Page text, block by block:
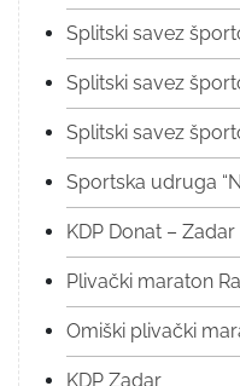
Splitski savez
Splitski savez
Splitski savez
Sportska udruga
KDP Donat – Zadar
Plivački maraton
Omiški plivački
KDP Zadar